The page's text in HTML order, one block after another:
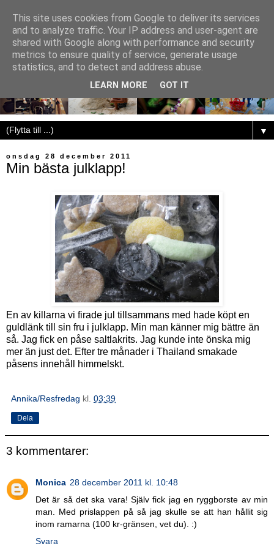
▼
onsdag 28 december 2011
Min bästa julklapp!
En av killarna vi firade jul tillsammans med hade köpt en
guldlänk till sin fru i julklapp. Min man känner mig bättre än
så. Jag fick en påse saltlakrits. Jag kunde inte önska mig
mer än just det. Efter tre månader i Thailand smakade
påsens innehåll himmelskt.
Annika/Resfredag kl. 03:39
Dela
3 kommentarer:
Monica 28 december 2011 kl. 10:48
Det är så det ska vara! Själv fick jag en ryggborste av min
man. Med prislappen på så jag skulle se att han hållit sig
inom ramarna (100 kr-gränsen, vet du). :)
Svara
This site uses cookies from Google to deliver its services
and to analyze traffic. Your IP address and user-agent are
shared with Google along with performance and security
metrics to ensure quality of service, generate usage
statistics, and to detect and address abuse.
LEARN MORE GOT IT